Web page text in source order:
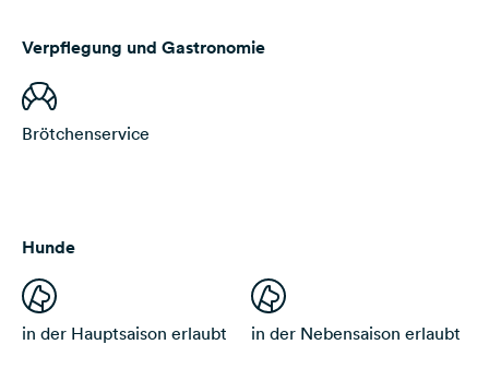
Verpflegung und Gastronomie
Brötchenservice
Hunde
in der Hauptsaison erlaubt in der Nebensaison erlaubt